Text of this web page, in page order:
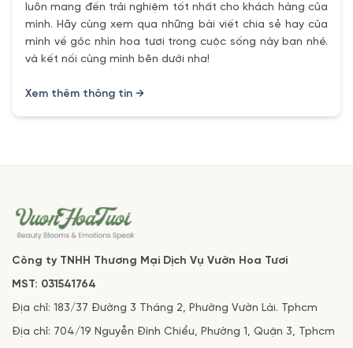
luôn mang đến trải nghiệm tốt nhất cho khách hàng của
mình. Hãy cùng xem qua những bài viết chia sẻ hay của
mình về góc nhìn hoa tươi trong cuộc sống này bạn nhé.
và kết nối cùng mình bên dưới nha!
Xem thêm thông tin →
Công ty TNHH Thương Mại Dịch Vụ Vườn Hoa Tươi
MST: 031541764
Địa chỉ: 183/37 Đường 3 Tháng 2, Phường Vườn Lài. Tphcm
Địa chỉ: 704/19 Nguyễn Đình Chiểu, Phường 1, Quận 3, Tphcm